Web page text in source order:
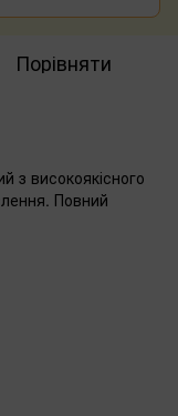
Порівняти
з високоякісного
Повний